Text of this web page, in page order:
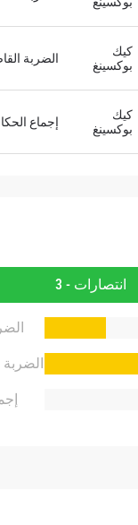
كيك
بوكسينغ
الضربة
كيك
بوكسينغ
إجماع
انتصارات - 3
الضربة